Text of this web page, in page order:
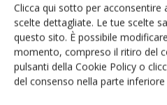
Clicca qui sotto per
scelte dettagliate. Le tue scelte
questo sito. È possibile
momento, compreso il ritiro del
pulsanti della Cookie Policy o
del consenso nella parte
viene colpito o mosso e, solo
per fargli eseguire un servizio.
diventerà quindi sempre più
da interpretare da parte della
necessariamente richiederà più